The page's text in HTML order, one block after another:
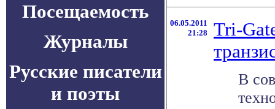
Посещаемость
Журналы
Русские писатели
и поэты
06.05.2011
21:28
Tri-
В